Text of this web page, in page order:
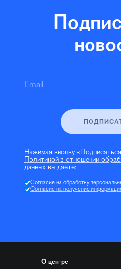
Email
Нажимая кнопку
Политикой в отношении
данных вы даёте:
Согласие на обработку
Согласие на получение
О центре